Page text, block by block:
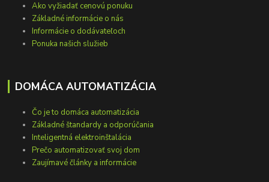
Ako vyžiadať cenovú ponuku
Základné informácie o nás
Informácie o dodávateľoch
Ponuka našich služieb
DOMÁCA AUTOMATIZÁCIA
Čo je to domáca automatizácia
Základné štandardy a odporúčania
Inteligentná elektroinštalácia
Prečo automatizovať svoj dom
Zaujímavé články a informácie